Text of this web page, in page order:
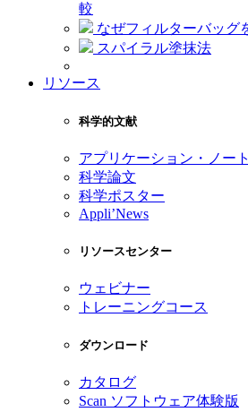
較
なぜフィルターバッグ
スパイラル塗抹法
リソース
科学的文献
アプリケーション・ノート
科学論文
科学ポスター
Appli’News
リソースセンター
ウェビナー
トレーニングコース
ダウンロード
カタログ
Scan ソフトウェア体験版